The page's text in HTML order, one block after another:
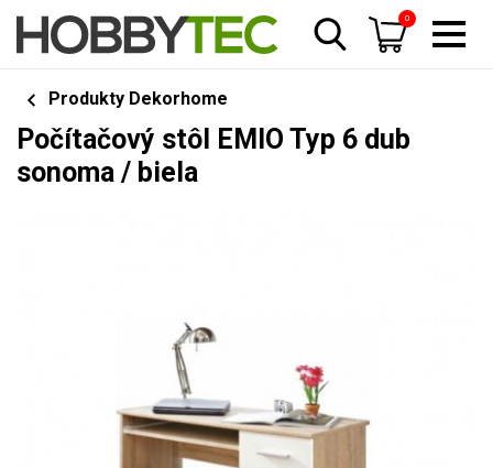
0
Produkty Dekorhome
Počítačový stôl EMIO Typ 6 dub
sonoma / biela